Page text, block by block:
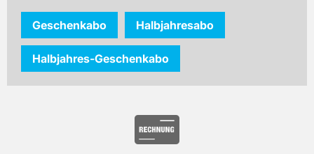
Geschenkabo Halbjahresabo
Halbjahres-Geschenkabo